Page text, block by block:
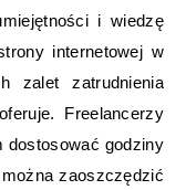
i wiedzę
internetowej w
zalet zatrudnienia
Freelancerzy
dostosować godziny
zaoszczędzić